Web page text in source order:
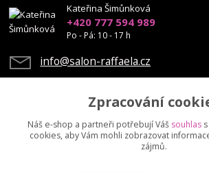
Kateřina Šimůnková
+420 777 594 989
Po - Pá: 10 - 17 h
info@salon-raffaela.cz
Upravit sběr cookies.
Zpracování
Náš e-shop a partneři potřebují Váš souhlas
cookies, aby Vám mohli zobrazovat
zájmů.